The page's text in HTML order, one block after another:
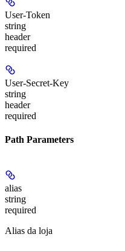
User-Token
string
header
required
User-Secret-Key
string
header
required
Path Parameters
alias
string
required
Alias da loja